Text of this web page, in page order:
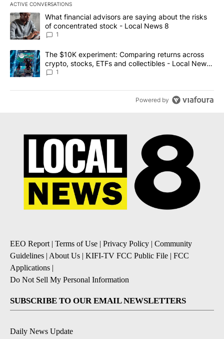
ACTIVE CONVERSATIONS
The following is a list of the most commented articles in the last
A trending article titled "What financial advisors are saying
What financial advisors are saying about the risks
of concentrated stock - Local News 8
1
A trending article titled "The $10K experiment: Comparing
The $10K experiment: Comparing returns across
crypto, stocks, ETFs and collectibles - Local News
8
1
Powered by
EEO Report | Terms of Use | Privacy Policy | Community
Guidelines | About Us | KIFI-TV FCC Public File | FCC
Applications |
Do Not Sell My Personal Information
SUBSCRIBE TO OUR EMAIL NEWSLETTERS
Daily News Update